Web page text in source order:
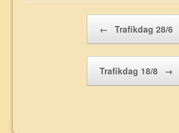
← Trafikdag 28/6
Trafikdag 18/8 →